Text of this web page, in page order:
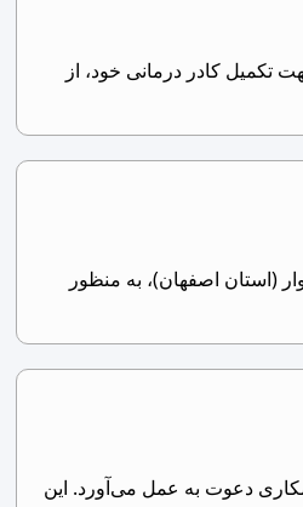
تکمیل کادر درمانی خود، از
(استان اصفهان)، به منظور
دعوت به عمل می‌آورد. این